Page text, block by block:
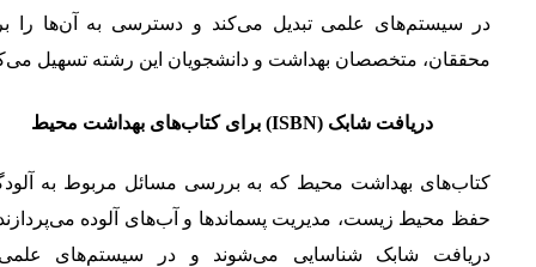
در سیستم‌های علمی تبدیل می‌کند و دسترسی به آن‌ها را
محققان، متخصصان بهداشت و دانشجویان این رشته تسهیل
دریافت شابک (ISBN) برای کتاب‌های بهداشت محیط
کتاب‌های بهداشت محیط که به بررسی مسائل مربوط به
حفظ محیط زیست، مدیریت پسماندها و آب‌های آلوده
دریافت شابک شناسایی می‌شوند و در سیستم‌های